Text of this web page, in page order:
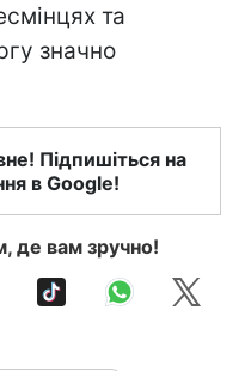
та
значно
Підпишіться на
в Google!
де вам зручно!